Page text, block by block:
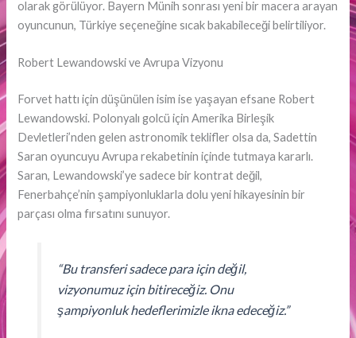
olarak görülüyor. Bayern Münih sonrası yeni bir macera arayan
oyuncunun, Türkiye seçeneğine sıcak bakabileceği belirtiliyor.
Robert Lewandowski ve Avrupa Vizyonu
Forvet hattı için düşünülen isim ise yaşayan efsane Robert
Lewandowski. Polonyalı golcü için Amerika Birleşik
Devletleri’nden gelen astronomik teklifler olsa da, Sadettin
Saran oyuncuyu Avrupa rekabetinin içinde tutmaya kararlı.
Saran, Lewandowski’ye sadece bir kontrat değil,
Fenerbahçe’nin şampiyonluklarla dolu yeni hikayesinin bir
parçası olma fırsatını sunuyor.
“Bu transferi sadece para için değil,
vizyonumuz için bitireceğiz. Onu
şampiyonluk hedeflerimizle ikna edeceğiz.”